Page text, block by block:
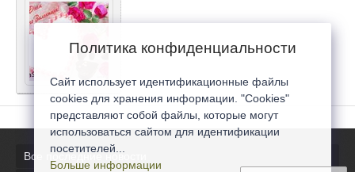
Все последние новости
Политика конфиденциальности
Сайт использует идентификационные файлы
cookies для хранения информации. "Cookies"
представляют собой файлы, которые могут
использоваться сайтом для идентификации
посетителей...
Больше информации